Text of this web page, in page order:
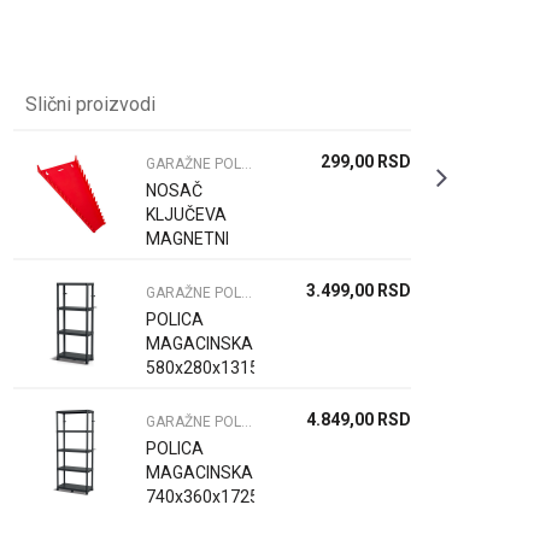
Slični proizvodi
NOSAČ
KLJUČEVA
MAGNETNI
299,00 RSD
POLICA
MAGACINSKA
580x280x1315
3.499,00 RSD
POLICA
MAGACINSKA
740x360x1725
4.849,00 RSD